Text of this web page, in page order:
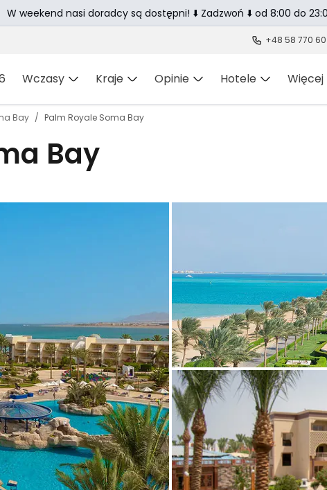
+48 58 770 60
Wczasy Kraje Opinie Hotele Więcej
Bay Palm Royale Soma Bay
Bay
W weekend nasi doradcy są dostępni! ⬇️ Zadzwoń ⬇️ od 8:00 do